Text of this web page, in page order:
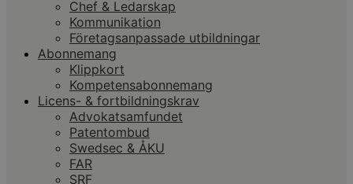
Chef & Ledarskap
Kommunikation
Företagsanpassade utbildningar
Abonnemang
Klippkort
Kompetensabonnemang
Licens- & fortbildningskrav
Advokatsamfundet
Patentombud
Swedsec & ÅKU
FAR
SRF